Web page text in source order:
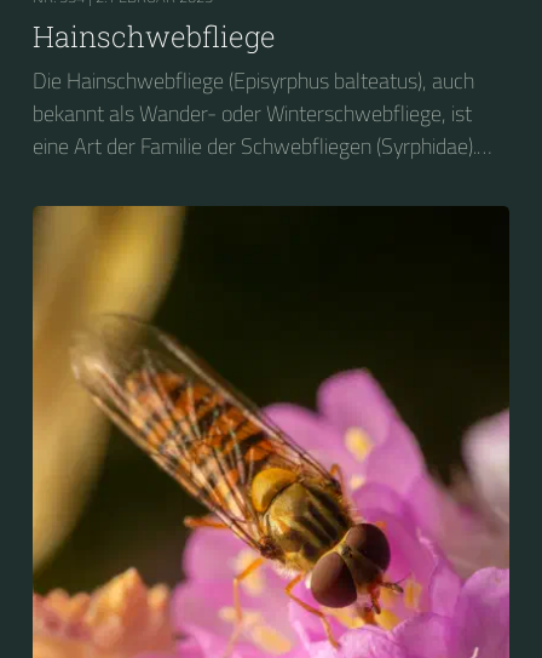
Hainschwebfliege
Die Hainschwebfliege (Episyrphus balteatus), auch
bekannt als Wander- oder Winterschwebfliege, ist
eine Art der Familie der Schwebfliegen (Syrphidae).
gewählt....